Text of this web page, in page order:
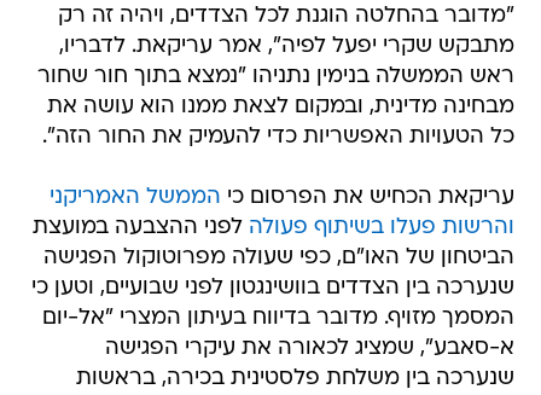
"מדובר בהחלטה הוגנת לכל הצדדים, ויהיה זה רק
מתבקש שקרי יפעל לפיה", אמר עריקאת. לדבריו,
ראש הממשלה בנימין נתניהו "נמצא בתוך חור שחור
מבחינה מדינית, ובמקום לצאת ממנו הוא עושה את
כל הטעויות האפשריות כדי להעמיק את החור הזה".
עריקאת הכחיש את הפרסום כי הממשל האמריקני
והרשות פעלו בשיתוף פעולה לפני ההצבעה במועצת
הביטחון של האו"ם, כפי שעולה מפרוטוקול הפגישה
שנערכה בין הצדדים בוושינגטון לפני שבועיים, וטען כי
המסמך מזויף. מדובר בדיווח בעיתון המצרי "אל-יום
א-סאבע", שמציג לכאורה את עיקרי הפגישה
שנערכה בין משלחת פלסטינית בכירה, בראשות